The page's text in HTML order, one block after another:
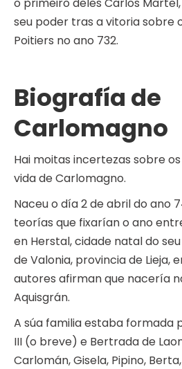
o primeiro deles Carlos
seu poder tras a vitoria sobre
Poitiers no ano 732.
Biografía de
Carlomagno
Hai moitas incertezas sobre
vida de Carlomagno.
Naceu o día 2 de abril do ano
teorías que fixarían o ano
en Herstal, cidade natal do
de Valonia, provincia de Lieja,
autores afirman que nacería
Aquisgrán.
A súa familia estaba formada
III (o breve) e Bertrada de
Carlomán, Gisela, Pipino,